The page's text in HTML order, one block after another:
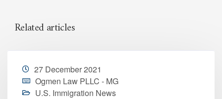
Related articles
27 December 2021
Ogmen Law PLLC - MG
U.S. Immigration News